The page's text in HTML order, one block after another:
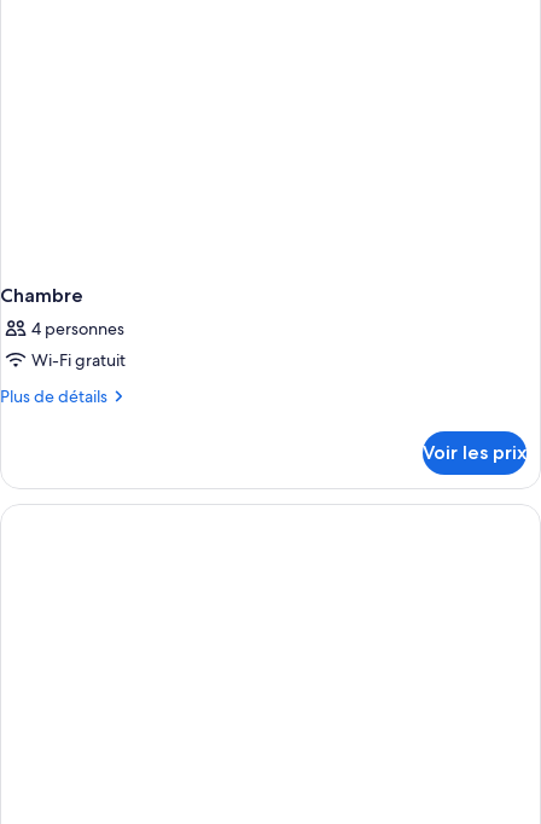
Chambre
4 personnes
Wi-Fi gratuit
Plus de détails
Plus
le
type
de
Voir les prix